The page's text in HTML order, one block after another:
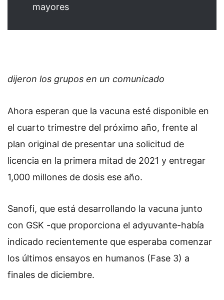
mayores
dijeron los grupos en un comunicado
Ahora esperan que la vacuna esté disponible en
el cuarto trimestre del próximo año, frente al
plan original de presentar una solicitud de
licencia en la primera mitad de 2021 y entregar
1,000 millones de dosis ese año.
Sanofi, que está desarrollando la vacuna junto
con GSK -que proporciona el adyuvante-había
indicado recientemente que esperaba comenzar
los últimos ensayos en humanos (Fase 3) a
finales de diciembre.